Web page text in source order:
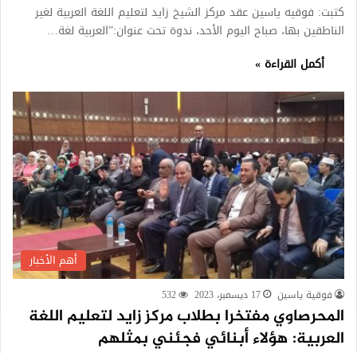
كتبت: فوقيه ياسين عقد مركز الشيخ زايد لتعليم اللغة العربية لغير
الناطقين بها، صباح اليوم الأحد، ندوة تحت عنوان:”العربية لغة…
أكمل القراءة »
أهم الأخبار
فوقية ياسين 17 ديسمبر، 2023 532
المحرصاوي مفتخرا بطلاب مركز زايد لتعليم اللغة
العربية: هؤلاء أبنائي فجئني بمثلهم